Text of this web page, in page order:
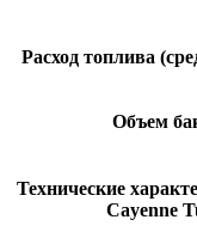
Расход топлива
Объем
Технические
Cayenne